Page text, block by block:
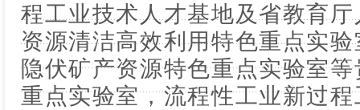
程工业技术人才基地及省教育
资源清洁高效利用特色重点实
隐伏矿产资源特色重点实验室
重点实验室，流程性工业新过